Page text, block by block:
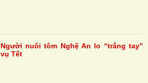
Người nuôi tôm Nghệ An lo “trắng tay”
vụ Tết